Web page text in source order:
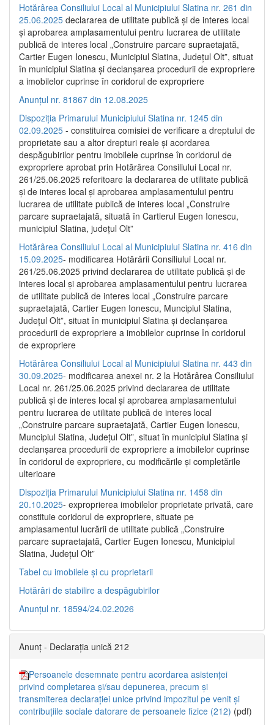
Hotărârea Consiliului Local al Municipiului Slatina nr. 261 din
25.06.2025 declararea de utilitate publică și de interes local
și aprobarea amplasamentului pentru lucrarea de utilitate
publică de interes local „Construire parcare supraetajată,
Cartier Eugen Ionescu, Municipiul Slatina, Județul Olt”, situat
în municipiul Slatina și declanșarea procedurii de expropriere
a imobilelor cuprinse în coridorul de expropriere
Anunțul nr. 81867 din 12.08.2025
Dispoziția Primarului Municipiului Slatina nr. 1245 din
02.09.2025 - constituirea comisiei de verificare a dreptului de
proprietate sau a altor drepturi reale și acordarea
despăgubirilor pentru imobilele cuprinse în coridorul de
expropriere aprobat prin Hotărârea Consiliului Local nr.
261/25.06.2025 referitoare la declararea de utilitate publică
și de interes local și aprobarea amplasamentului pentru
lucrarea de utilitate publică de interes local „Construire
parcare supraetajată, situată în Cartierul Eugen Ionescu,
municipiul Slatina, județul Olt”
Hotărârea Consiliului Local al Municipiului Slatina nr. 416 din
15.09.2025- modificarea Hotărârii Consiliului Local nr.
261/25.06.2025 privind declararea de utilitate publică și de
interes local și aprobarea amplasamentului pentru lucrarea
de utilitate publică de interes local „Construire parcare
supraetajată, Cartier Eugen Ionescu, Muncipiul Slatina,
Județul Olt”, situat în municipiul Slatina și declanșarea
procedurii de expropriere a imobilelor cuprinse în coridorul
de expropriere
Hotărârea Consiliului Local al Municipiului Slatina nr. 443 din
30.09.2025- modificarea anexei nr. 2 la Hotărârea Consiliului
Local nr. 261/25.06.2025 privind declararea de utilitate
publică şi de interes local şi aprobarea amplasamentului
pentru lucrarea de utilitate publică de interes local
„Construire parcare supraetajată, Cartier Eugen Ionescu,
Muncipiul Slatina, Judeţul Olt”, situat în municipiul Slatina şi
declanşarea procedurii de expropriere a imobilelor cuprinse
în coridorul de expropriere, cu modificările şi completările
ulterioare
Dispoziția Primarului Municipiului Slatina nr. 1458 din
20.10.2025- exproprierea imobilelor proprietate privată, care
constituie coridorul de expropriere, situate pe
amplasamentul lucrării de utilitate publică „Construire
parcare supraetajată, Cartier Eugen Ionescu, Municipiul
Slatina, Județul Olt”
Tabel cu imobilele și cu proprietarii
Hotărâri de stabilire a despăgubirilor
Anunțul nr. 18594/24.02.2026
Anunț - Declarația unică 212
Persoanele desemnate pentru acordarea asistenței
privind completarea și/sau depunerea, precum și
transmiterea declarației unice privind impozitul pe venit și
contribuțiile sociale datorare de persoanele fizice (212) (pdf)